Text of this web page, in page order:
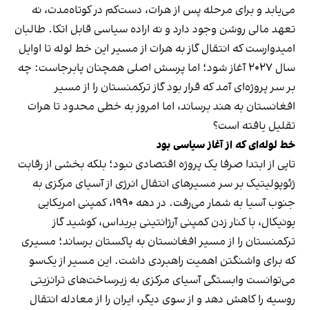
می‌یابد و برای مرحله پس از هرات، دست‌کم در کوتاه‌مدت، نه
تعهد مالی روشن وجود دارد و نه اراده سیاسی قابل اتکا. طالبان
امیدوارست که انتقال گاز به هرات از مسیر این خط لوله تا اوایل
سال ۲۰۲۷ آغاز شود؛ اما پرسش اصلی همچنان پابرجاست: چه
بر سر پروژه‌ای آمد که قرار بود گاز ترکمنستان را از مسیر
افغانستان به هند برساند، اما امروز به خطی محدود تا هرات
تقلیل یافته است؟
خط لوله‌ای که از آغاز سیاسی بود
تاپی از ابتدا صرفا یک پروژه اقتصادی نبود؛ بلکه بخشی از رقابت
ژئوپولیتیک بر سر مسیرهای انتقال انرژی از آسیای مرکزی به
جنوب آسیا به شمار می‌رفت. در دهه ۱۹۹۰، کمپنی امریکایی
یونیکال، با کنار زدن کمپنی آرژانتینی بریداس، کوشید گاز
ترکمنستان را از مسیر افغانستان به پاکستان برساند؛ مسیری
که برای واشنگتن اهمیت راهبردی داشت. این مسیر از یک‌سو
می‌توانست وابستگی آسیای مرکزی به زیرساخت‌های ترانزیتی
روسیه را کاهش دهد و از سوی دیگر، ایران را از معادله انتقال